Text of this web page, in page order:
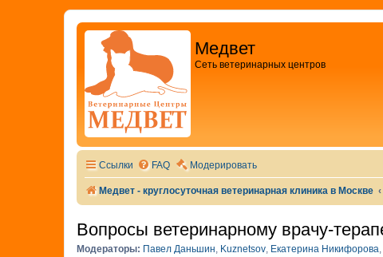
Медвет
Сеть ветеринарных центров
Ссылки FAQ Модерировать
Медвет - круглосуточная ветеринарная клиника в Москве
Вопросы ветеринарному врачу-
Модераторы: Павел Даньшин, Kuznetsov, Екатерина Никифорова,